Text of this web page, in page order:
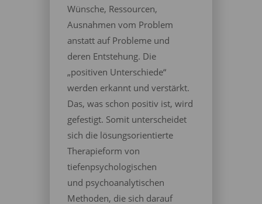
Wünsche, Ressourcen,
Ausnahmen vom Problem
anstatt auf Probleme und
deren Entstehung. Die
„positiven Unterschiede“
werden erkannt und verstärkt.
Das, was schon positiv ist, wird
gefestigt. Somit unterscheidet
sich die lösungsorientierte
Therapieform von
tiefenpsychologischen
und psychoanalytischen
Methoden, die sich darauf